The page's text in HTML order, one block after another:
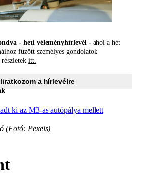
- heti véleményhírlevél - ahol a hét
fűzött személyes gondolatok
részletek itt.
a hírlevélre
ki az M3-as autópálya mellett
(Fotó: Pexels)